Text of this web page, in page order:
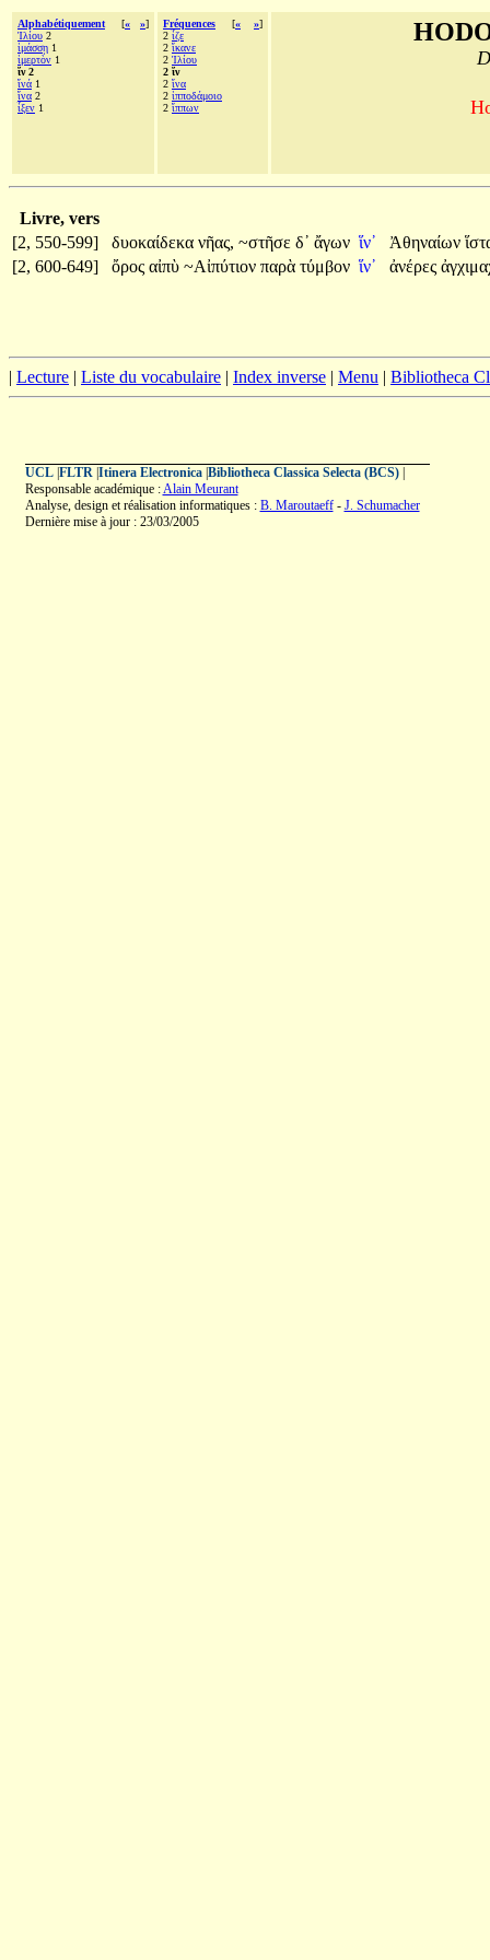
Alphabétiquement [« »]
Ἰλίου 2
ἱμάσσῃ 1
ἱμερτὸν 1
ἵν 2
ἵνά 1
ἵνα 2
ἷξεν 1
Fréquences [« »]
2 ἷζε
2 ἵκανε
2 Ἰλίου
2 ἵν
2 ἵνα
2 ἱπποδάμοιο
2 ἵππων
Livre, vers
[2, 550-599]
δυοκαίδεκα νῆας, ~στῆσε δ᾽ ἄγων ἵν᾽ Ἀθηναίων
[2, 600-649]
ὄρος αἰπὺ ~Αἰπύτιον παρὰ τύμβον ἵν᾽ ἀνέρες
| Lecture | Liste du vocabulaire | Index inverse | Menu | Bibliotheca
UCL| FLTR| Itinera Electronica| Bibliotheca Classica Selecta (BCS)|
Responsable académique :Alain Meurant
Analyse, design et réalisation informatiques : B. Maroutaeff- J. Schumacher
Dernière mise à jour : 23/03/2005